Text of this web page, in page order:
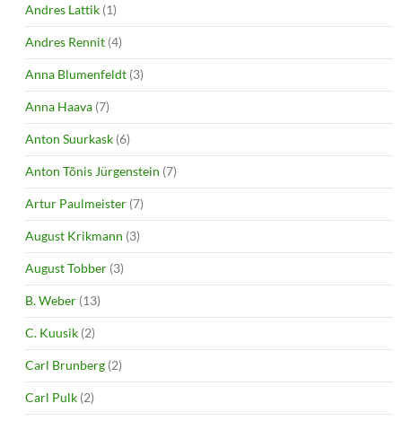
Andres Lattik (1)
Andres Rennit (4)
Anna Blumenfeldt (3)
Anna Haava (7)
Anton Suurkask (6)
Anton Tõnis Jürgenstein (7)
Artur Paulmeister (7)
August Krikmann (3)
August Tobber (3)
B. Weber (13)
C. Kuusik (2)
Carl Brunberg (2)
Carl Pulk (2)